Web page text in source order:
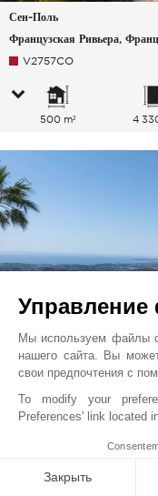
Сен-Поль
Французская Ривьера,
V2757CO
500 m² 4
Ванс
Мы используем файлы
нашего сайта. Вы
свои предпочтения с
To modify your
Preferences' link located
Закрыть